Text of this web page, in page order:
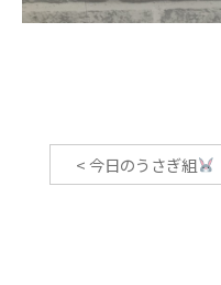
< 今日のうさぎ組